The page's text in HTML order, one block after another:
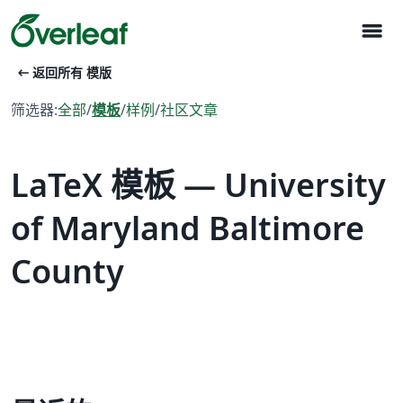
menu
arrow_left_alt 返回所有 模版
筛选器:全部/模板/样例/社区文章
LaTeX 模板 — University
of Maryland Baltimore
County